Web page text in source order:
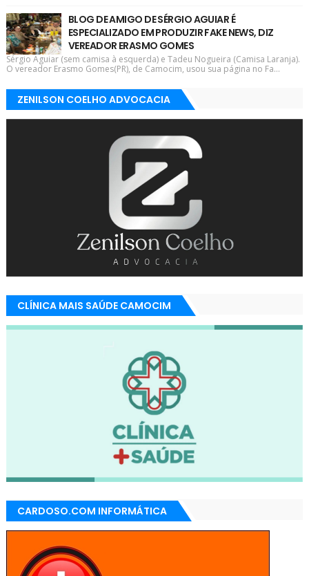
BLOG DE AMIGO DE SÉRGIO AGUIAR É
ESPECIALIZADO EM PRODUZIR FAKE NEWS, DIZ
VEREADOR ERASMO GOMES
Sérgio Aguiar (sem camisa à esquerda) e Tadeu Nogueira (Camisa Laranja).
O vereador Erasmo Gomes(PR), de Camocim, usou sua página no Fa...
ZENILSON COELHO ADVOCACIA
CLÍNICA MAIS SAÚDE CAMOCIM
CARDOSO.COM INFORMÁTICA